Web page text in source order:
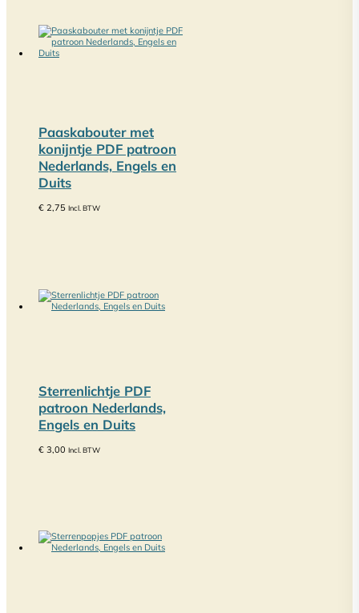
Paaskabouter met
konijntje PDF patroon
Nederlands, Engels en
Duits
€ 2,75 Incl. BTW
Sterrenlichtje PDF
patroon Nederlands,
Engels en Duits
€ 3,00 Incl. BTW